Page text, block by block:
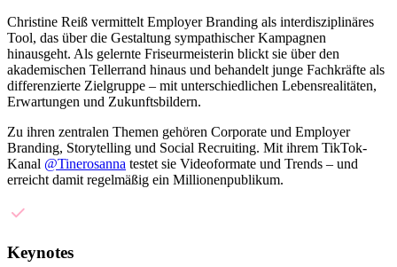
Christine Reiß vermittelt Employer Branding als interdisziplinäres
Tool, das über die Gestaltung sympathischer Kampagnen
hinausgeht. Als gelernte Friseurmeisterin blickt sie über den
akademischen Tellerrand hinaus und behandelt junge Fachkräfte als
differenzierte Zielgruppe – mit unterschiedlichen Lebensrealitäten,
Erwartungen und Zukunftsbildern.
Zu ihren zentralen Themen gehören Corporate und Employer
Branding, Storytelling und Social Recruiting. Mit ihrem TikTok-
Kanal @Tinerosanna testet sie Videoformate und Trends – und
erreicht damit regelmäßig ein Millionenpublikum.
Keynotes